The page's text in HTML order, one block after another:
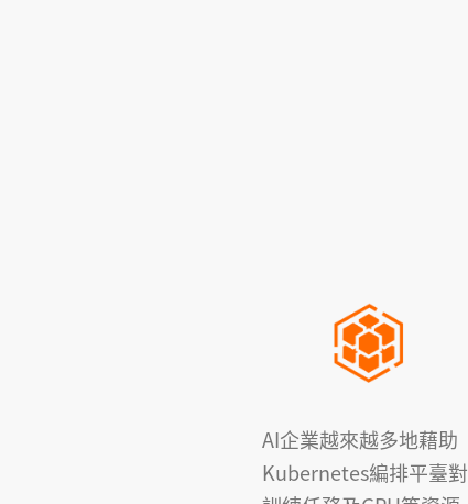
AI企業越來越多地藉助
Kubernetes編排平臺對